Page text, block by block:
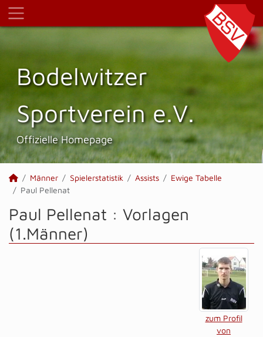
Bodelwitzer
Sportverein e.V.
Offizielle Homepage
Männer Spielerstatistik Assists
Ewige Tabelle
Paul Pellenat
Paul Pellenat : Vorlagen
(1.Männer)
zum Profil
von